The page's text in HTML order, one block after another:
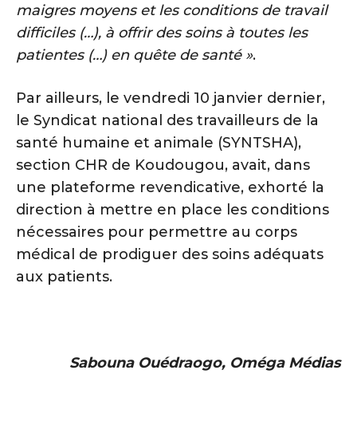
maigres moyens et les conditions de travail
difficiles (…), à offrir des soins à toutes les
patientes (…) en quête de santé ».
Par ailleurs, le vendredi 10 janvier dernier,
le Syndicat national des travailleurs de la
santé humaine et animale (SYNTSHA),
section CHR de Koudougou, avait, dans
une plateforme revendicative, exhorté la
direction à mettre en place les conditions
nécessaires pour permettre au corps
médical de prodiguer des soins adéquats
aux patients.
Sabouna Ouédraogo, Oméga Médias